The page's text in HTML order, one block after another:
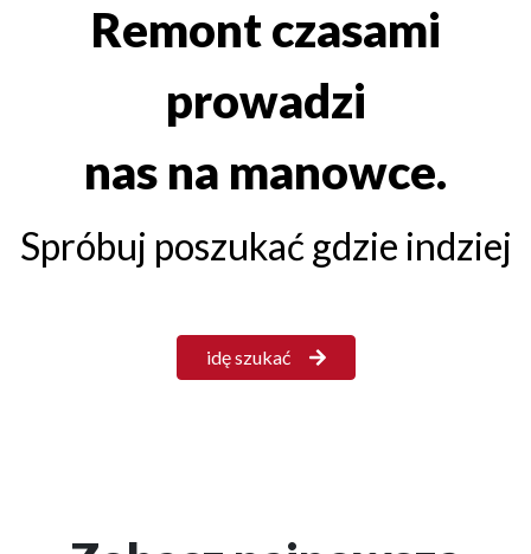
Remont czasami
prowadzi
nas na manowce.
Spróbuj poszukać gdzie indziej
idę szukać